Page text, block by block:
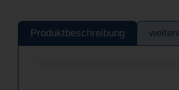
Produktbeschreibung